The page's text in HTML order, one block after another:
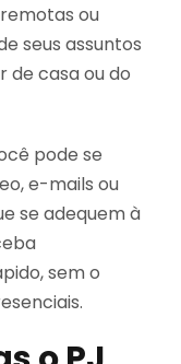
ou
seus assuntos
de casa ou do
pode se
e-mails ou
se adequem à
sem o